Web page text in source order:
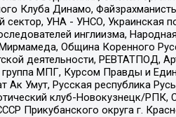
Клуба Динамо,
УНА - УНСО, Украинская
инглиизма,
Община Коренного
деятельности, РЕВТАТПОД,
МПГ, Курсом Правды и
Ак Умут, Русская республика
клуб-Новокузнецк/
Прикубанского округа г.